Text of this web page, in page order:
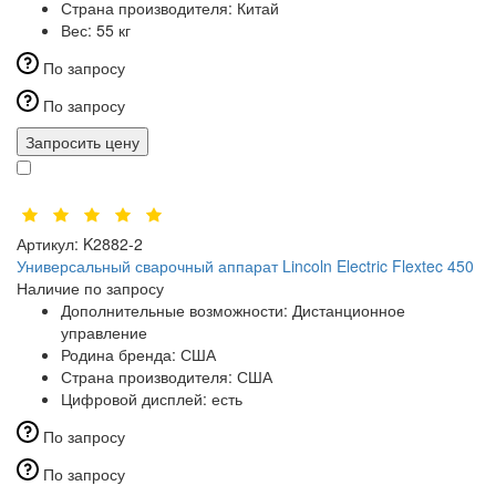
Страна производителя: Китай
Вес: 55 кг
По запросу
По запросу
Запросить цену
Артикул: K2882-2
Универсальный сварочный аппарат Lincoln Electric Flextec 450
Наличие по запросу
Дополнительные возможности: Дистанционное
управление
Родина бренда: США
Страна производителя: США
Цифровой дисплей: есть
По запросу
По запросу